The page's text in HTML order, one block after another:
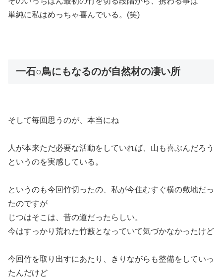
単純に私はめっちゃ喜んでいる。(笑)
一石○鳥にもなるのが自然材の凄い所
そして毎回思うのが、本当にね
人が本来ただ必要な活動をしていれば、山も喜ぶんだろう
というのを実感している。
というのも今回竹切ったの、私が今住むすぐ横の敷地だっ
たのですが
じつはそこは、昔の道だったらしい。
今はすっかり荒れた竹藪となっていて気づかなかったけど
今回竹を取り出すにあたり、きりながらも整備をしていっ
たんだけど